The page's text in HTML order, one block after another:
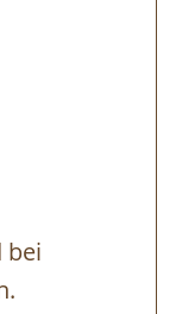
– der
evtl.
gut
bei